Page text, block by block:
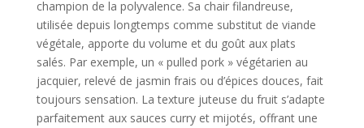
champion de la polyvalence. Sa chair filandreuse,
utilisée depuis longtemps comme substitut de viande
végétale, apporte du volume et du goût aux plats
salés. Par exemple, un « pulled pork » végétarien au
jacquier, relevé de jasmin frais ou d’épices douces, fait
toujours sensation. La texture juteuse du fruit s’adapte
parfaitement aux sauces curry et mijotés, offrant une